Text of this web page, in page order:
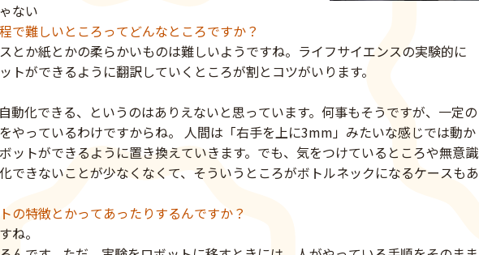
ない
で難しいところってどんなところですか？
とか紙とかの柔らかいものは難しいようですね。ライフサイエンスの実験的に
トができるように翻訳していくところが割とコツがいります。
動化できる、というのはありえないと思っています。何事もそうですが、一定の
やっているわけですからね。 人間は「右手を上に3mm」みたいな感じでは動か
ットができるように置き換えていきます。でも、気をつけているところや無意識
できないことが少なくなくて、そういうところがボトルネックになるケースもあ
の特徴とかってあったりするんですか？
ね。